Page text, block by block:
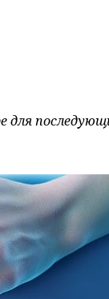
для